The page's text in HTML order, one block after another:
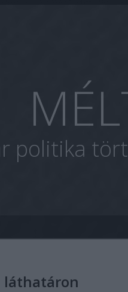
politika
láthatáron